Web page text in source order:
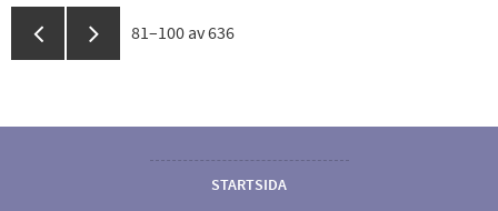
81–100 av636
STARTSIDA